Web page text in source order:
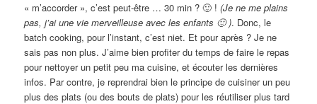
« m’accorder », c’est peut-être … 30 min ? 🙂 ! (Je ne me plains
pas, j’ai une vie merveilleuse avec les enfants 🙂 ). Donc, le
batch cooking, pour l’instant, c’est niet. Et pour après ? Je ne
sais pas non plus. J’aime bien profiter du temps de faire le repas
pour nettoyer un petit peu ma cuisine, et écouter les dernières
infos. Par contre, je reprendrai bien le principe de cuisiner un peu
plus des plats (ou des bouts de plats) pour les réutiliser plus tard